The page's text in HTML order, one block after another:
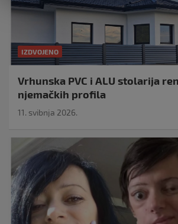
IZDVOJENO
Vrhunska PVC i ALU stolarija
njemačkih profila
11. svibnja 2026.